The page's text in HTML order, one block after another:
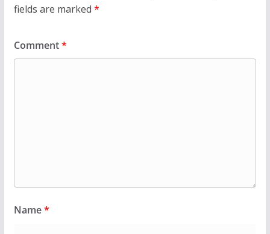
fields are marked *
Comment*
Name*